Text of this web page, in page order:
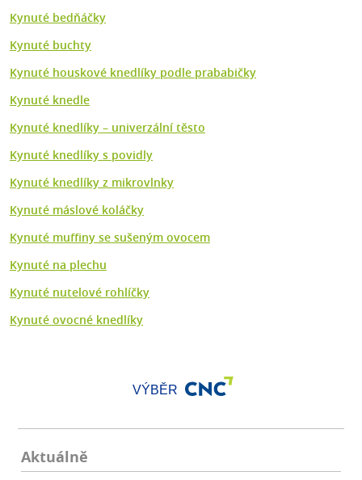
Kynuté bedňáčky
Kynuté buchty
Kynuté houskové knedlíky podle prababičky
Kynuté knedle
Kynuté knedlíky – univerzální těsto
Kynuté knedlíky s povidly
Kynuté knedlíky z mikrovlnky
Kynuté máslové koláčky
Kynuté muffiny se sušeným ovocem
Kynuté na plechu
Kynuté nutelové rohlíčky
Kynuté ovocné knedlíky
VÝBĚR
Aktuálně